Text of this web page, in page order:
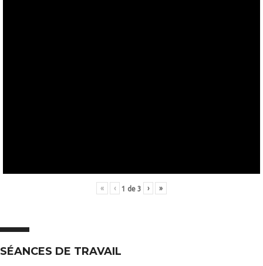
« ‹ 1 de 3 › »
SÉANCES DE TRAVAIL